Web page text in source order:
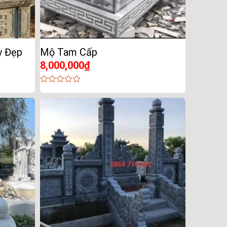
Đẹp
Mộ Tam Cấp
8,000,000₫
0